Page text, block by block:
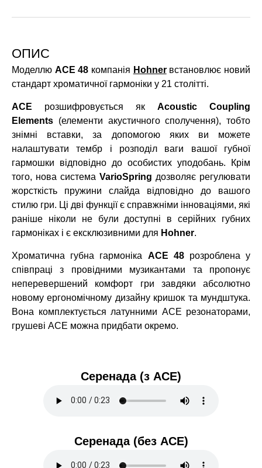
ОПИС
Моделлю ACE 48 компанія Hohner встановлює новий
стандарт хроматичної гармоніки у 21 столітті.
ACE розшифровується як Acoustic Coupling
Elements (елементи акустичного сполучення), тобто
знімні вставки, за допомогою яких ви можете
налаштувати тембр і розподіл ваги вашої губної
гармошки відповідно до особистих уподобань. Крім
того, нова система VarioSpring дозволяє регулювати
жорсткість пружини слайда відповідно до вашого
стилю гри. Ці дві функції є справжніми інноваціями, які
раніше ніколи не були доступні в серійних губних
гармоніках і є ексклюзивними для Hohner.
Хроматична губна гармоніка ACE 48 розроблена у
співпраці з провідними музикантами та пропонує
неперевершений комфорт гри завдяки абсолютно
новому ергономічному дизайну кришок та мундштука.
Вона комплектується латунними ACE резонаторами,
грушеві ACE можна придбати окремо.
Серенада (з ACE)
Серенада (без ACE)